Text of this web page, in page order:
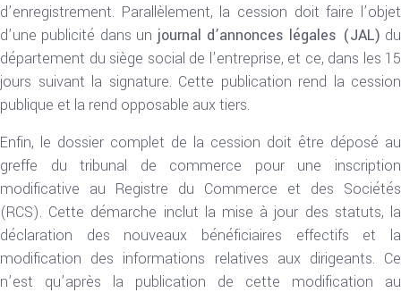
d’enregistrement. Parallèlement, la cession doit faire l’objet
d’une publicité dans un journal d’annonces légales (JAL) du
département du siège social de l’entreprise, et ce, dans les 15
jours suivant la signature. Cette publication rend la cession
publique et la rend opposable aux tiers.
Enfin, le dossier complet de la cession doit être déposé au
greffe du tribunal de commerce pour une inscription
modificative au Registre du Commerce et des Sociétés
(RCS). Cette démarche inclut la mise à jour des statuts, la
déclaration des nouveaux bénéficiaires effectifs et la
modification des informations relatives aux dirigeants. Ce
n’est qu’après la publication de cette modification au